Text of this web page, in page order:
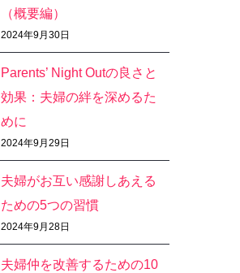
（概要編）
2024年9月30日
Parents’ Night Outの良さと
効果：夫婦の絆を深めるた
めに
2024年9月29日
夫婦がお互い感謝しあえる
ための5つの習慣
2024年9月28日
夫婦仲を改善するための10